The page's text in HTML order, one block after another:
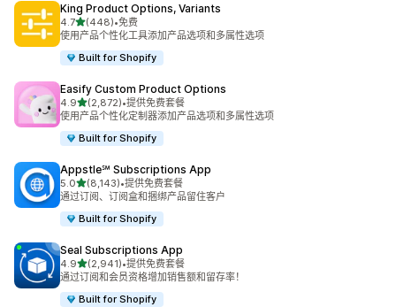
King Product Options, Variants
4.7星（满分 5 星）
(448)
总共 448 条评论
•免费
使用产品个性化工具添加产品选项和多属性选项
Built for Shopify
Easify Custom Product Options
4.9星（满分 5 星）
(2,872)
总共 2872 条评论
•提供免费套餐
使用产品个性化定制器添加产品选项和多属性选项
Built for Shopify
Appstle℠ Subscriptions App
5.0星（满分 5 星）
(8,143)
总共 8143 条评论
•提供免费套餐
通过订阅、订阅盒和捆绑产品留住客户
Built for Shopify
Seal Subscriptions App
4.9星（满分 5 星）
(2,941)
总共 2941 条评论
•提供免费套餐
通过订阅和会员资格增加销售额和留存率！
Built for Shopify